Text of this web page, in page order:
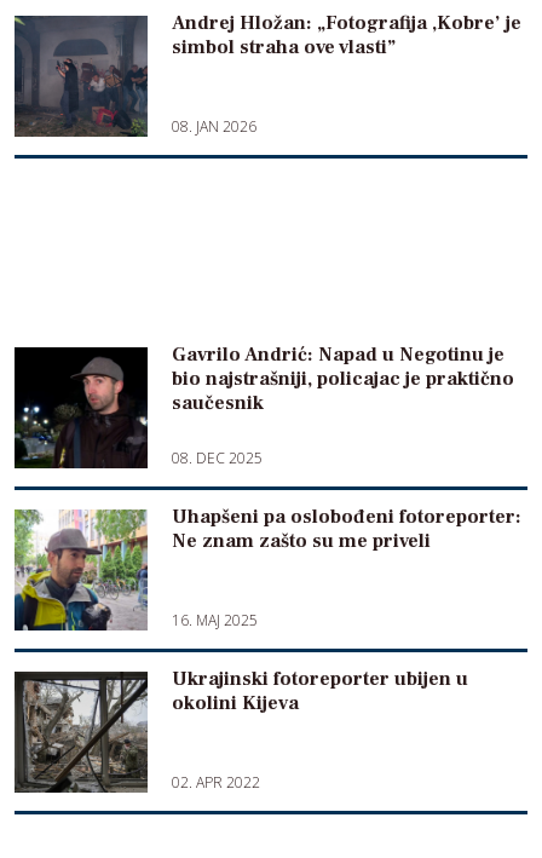
Andrej Hložan: „Fotografija ,Kobre’ je
simbol straha ove vlasti”
08. JAN 2026
Gavrilo Andrić: Napad u Negotinu je
bio najstrašniji, policajac je praktično
saučesnik
08. DEC 2025
Uhapšeni pa oslobođeni fotoreporter:
Ne znam zašto su me priveli
16. MAJ 2025
Ukrajinski fotoreporter ubijen u
okolini Kijeva
02. APR 2022